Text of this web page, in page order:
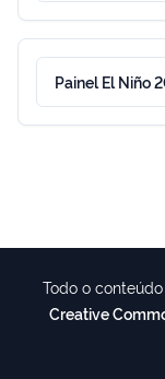
Painel El Niño
Todo o
Creative